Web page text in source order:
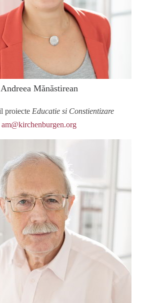
Andreea Mănăstirean
proiecte Educatie si Constientizare
am@kirchenburgen.org